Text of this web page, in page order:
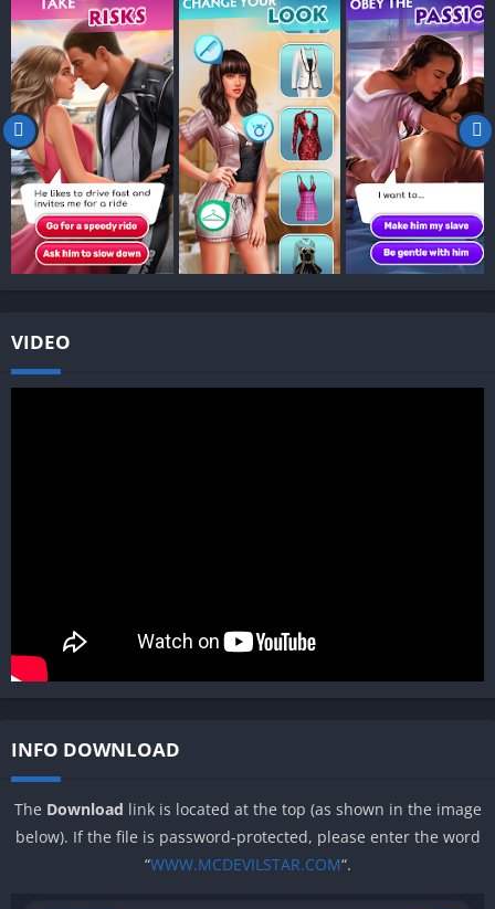
VIDEO
INFO DOWNLOAD
The Download link is located at the top (as shown in the image
below). If the file is password-protected, please enter the word
“WWW.MCDEVILSTAR.COM“.